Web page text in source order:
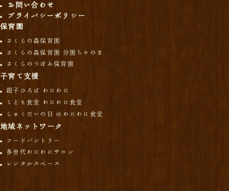
お問い合わせ
プライバシーポリシー
保育園
さくらの森保育園
さくらの森保育園 分園ちゃのま
さくらのつぼみ保育園
子育て支援
親子ひろば わにわに
こども食堂 わにわに食堂
しゅくだいの日 ＠わにわに食堂
地域ネットワーク
フードパントリー
多世代わにわにサロン
レンタルスペース